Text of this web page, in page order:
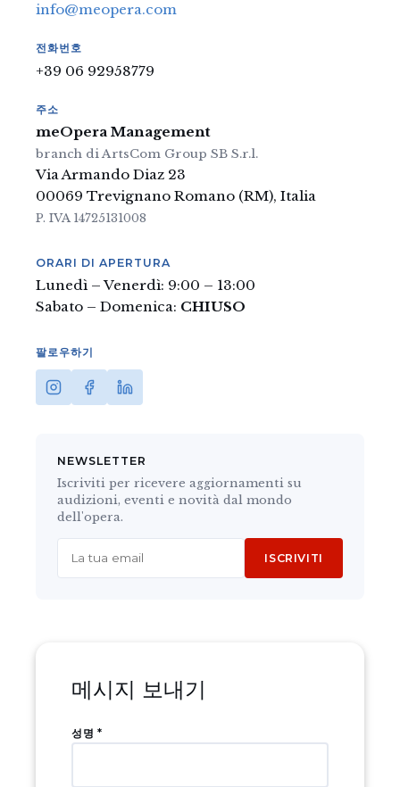
info@meopera.com
전화번호
+39 06 92958779
주소
meOpera Management
branch di ArtsCom Group SB S.r.l.
Via Armando Diaz 23
00069 Trevignano Romano (RM), Italia
P. IVA 14725131008
ORARI DI APERTURA
Lunedì – Venerdì: 9:00 – 13:00
Sabato – Domenica: CHIUSO
팔로우하기
NEWSLETTER
Iscriviti per ricevere aggiornamenti su
audizioni, eventi e novità dal mondo
dell'opera.
ISCRIVITI
메시지 보내기
성명 *